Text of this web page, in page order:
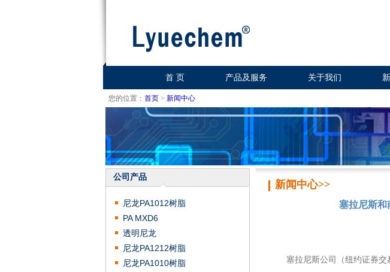
首 页 产品及服务 关于我们
您的位置： 首页 > 新闻中心
公司产品
尼龙PA1012树脂
PA MXD6
透明尼龙
尼龙PA1212树脂
尼龙PA1010树脂
新闻中心>>
塞拉尼斯和
塞拉尼斯公司（纽约证券交